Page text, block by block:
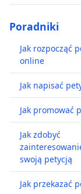
Poradniki
Jak rozpocząć
online
Jak napisać
Jak promować
Jak zdobyć
swoją petycją
Jak przekazać